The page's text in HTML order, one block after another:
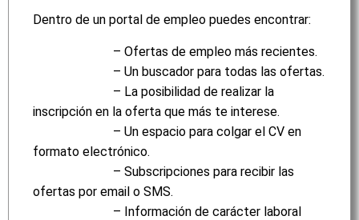
Dentro de un portal de empleo puedes encontrar:
– Ofertas de empleo más recientes.
– Un buscador para todas las ofertas.
– La posibilidad de realizar la
inscripción en la oferta que más te interese.
– Un espacio para colgar el CV en
formato electrónico.
– Subscripciones para recibir las
ofertas por email o SMS.
– Información de carácter laboral